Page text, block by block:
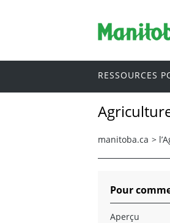
RESSOURCES
manitoba.ca >
Pour
Aperçu